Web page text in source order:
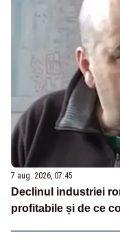
7 aug. 2026, 07:45
Declinul industriei
profitabile și de ce